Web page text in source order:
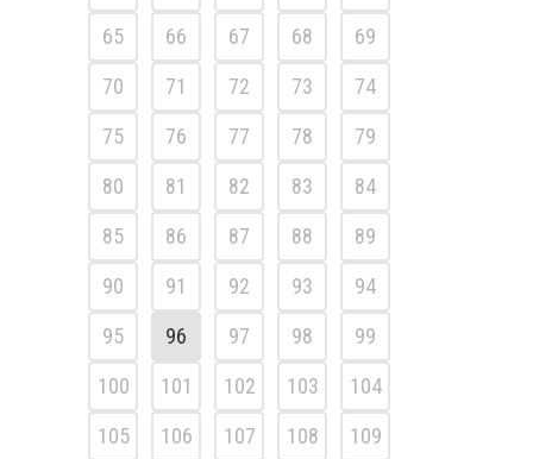
65
66 67 68
69
70
71 72 73
74
75
76 77 78
79
80
81 82 83
84
85
86 87 88
89
90
91 92 93
94
95
96 97 98
99
100
101 102 103
104
105
106 107 108
109